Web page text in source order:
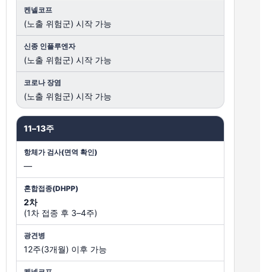
(노출 위험군) 시작 가능
(노출 위험군) 시작 가능
(노출 위험군) 시작 가능
11–13주
—
2차
(1차 접종 후 3–4주)
12주(3개월) 이후 가능